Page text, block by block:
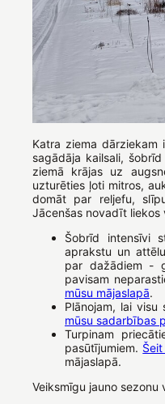
Katra ziema dārziekam
sagādāja kailsali,
ziemā krājas uz
uzturēties ļoti mitros,
domāt par reljefu,
Jācenšas novadīt liekos
Šobrīd intensīvi
aprakstu un
par dažādiem -
pavisam
mūsu mājaslapā.
Plānojam, lai
mūsu sadarbības
Turpinam
pasūtījumiem.
mājaslapā.
Veiksmīgu jauno sezonu